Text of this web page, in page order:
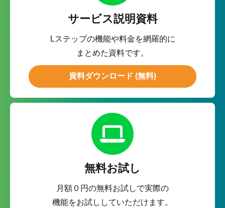
サービス説明資料
Lステップの機能や料金を網羅的に
まとめた資料です。
資料ダウンロード (無料)
無料お試し
月額０円の無料お試しで実際の
機能をお試ししていただけます。